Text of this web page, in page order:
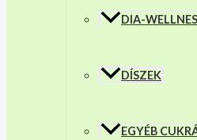
DIA-
DÍSZEK
EGYÉB